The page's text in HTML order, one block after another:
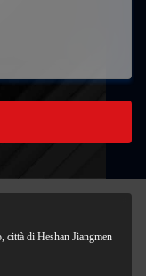
città di Heshan Jiangmen